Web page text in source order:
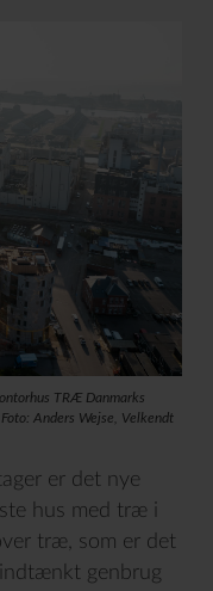
TRÆ Danmarks
Anders Wejse, Velkendt
er det nye
hus med træ i
træ, som er det
genbrug